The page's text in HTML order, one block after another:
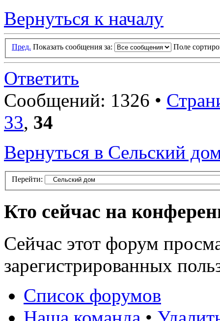
Вернуться к началу
Пред. Показать сообщения за: Поле
Ответить
Сообщений: 1326 •
33, 34
Вернуться в Сельский
Перейти:
Кто сейчас на
Сейчас этот форум
зарегистрированных
Список форумов